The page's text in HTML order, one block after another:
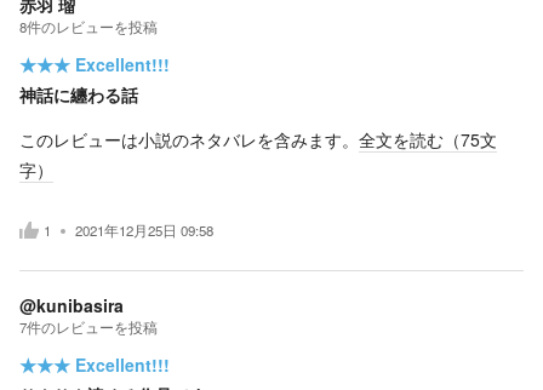
8件のレビューを投稿
★★★ Excellent!!!
神話に纏わる話
このレビューは小説のネタバレを含みます。 全文を読む（75文
字）
1 2021年12月25日 09:58
@kunibasira
7件のレビューを投稿
★★★ Excellent!!!